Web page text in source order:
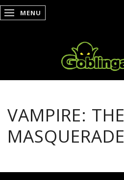
SKIFTE NAVIGATION
MENU
VAMPIRE: THE
MASQUERADE